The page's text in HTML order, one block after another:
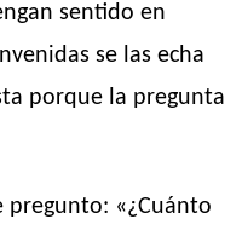
sentido en
se las echa
porque la pregunta
pregunto: «¿Cuánto